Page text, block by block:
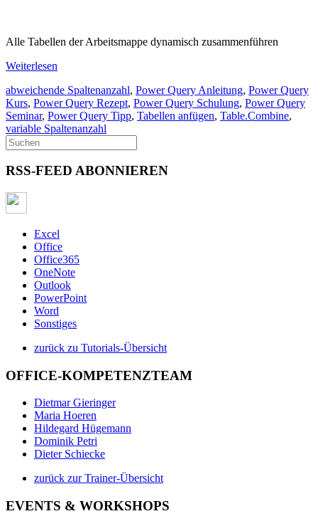
Alle Tabellen der Arbeitsmappe dynamisch zusammenführen
Weiterlesen
abweichende Spaltenanzahl, Power Query Anleitung, Power Query
Kurs, Power Query Rezept, Power Query Schulung, Power Query
Seminar, Power Query Tipp, Tabellen anfügen, Table.Combine,
variable Spaltenanzahl
RSS-FEED ABONNIEREN
Excel
Office
Office365
OneNote
Outlook
PowerPoint
Word
Sonstiges
zurück zu Tutorials-Übersicht
OFFICE-KOMPETENZTEAM
Dietmar Gieringer
Maria Hoeren
Hildegard Hügemann
Dominik Petri
Dieter Schiecke
zurück zur Trainer-Übersicht
EVENTS & WORKSHOPS